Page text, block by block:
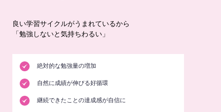
良い学習サイクルがうまれているから
「勉強しないと気持ちわるい」
絶対的な勉強量の増加
自然に成績が伸びる好循環
継続できたことの達成感が自信に